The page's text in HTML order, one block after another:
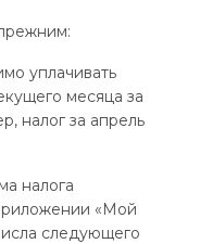
уплачивать
месяца за
налог за апрель
налога
«Мой
следующего